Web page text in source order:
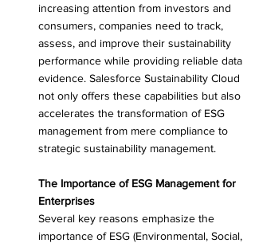
increasing attention from investors and
consumers, companies need to track,
assess, and improve their sustainability
performance while providing reliable data
evidence. Salesforce Sustainability Cloud
not only offers these capabilities but also
accelerates the transformation of ESG
management from mere compliance to
strategic sustainability management.
The Importance of ESG Management for
Enterprises
Several key reasons emphasize the
importance of ESG (Environmental, Social,